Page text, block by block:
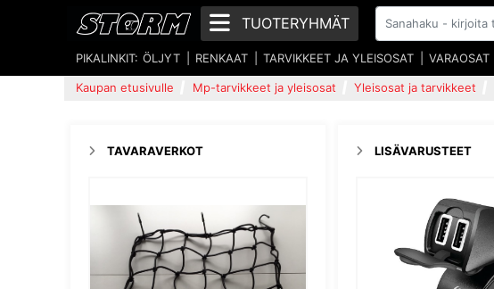
TUOTERYHMÄT
PIKALINKIT: ÖLJYT RENKAAT TARVIKKEET JA YLEISOSAT VARAOSAT
Kaupan etusivulle Mp-tarvikkeet ja yleisosat Yleisosat ja tarvikkeet
TAVARAVERKOT LISÄVARUSTEET